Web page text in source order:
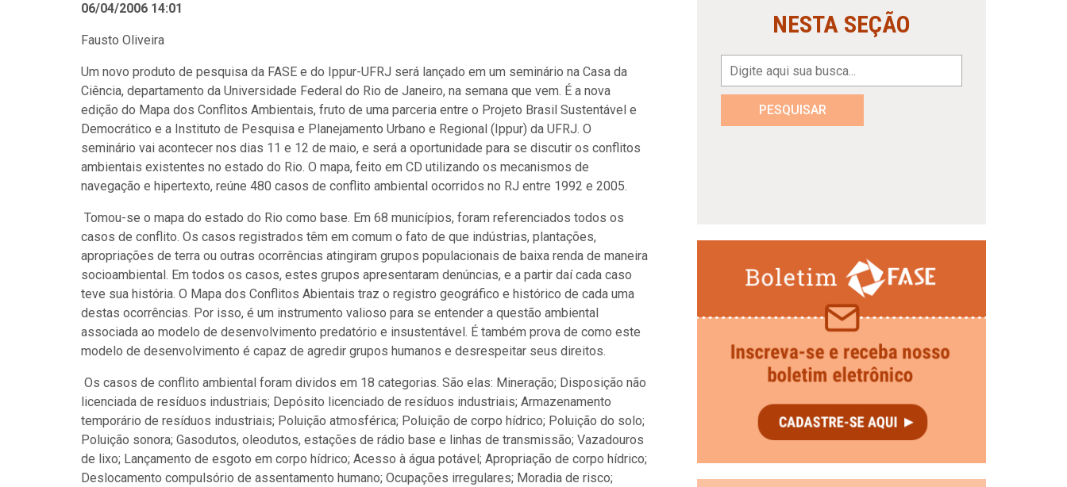
06/04/2006 14:01
Fausto Oliveira
Um novo produto de pesquisa da FASE e do Ippur-UFRJ será lançado em um seminário na Casa da
Ciência, departamento da Universidade Federal do Rio de Janeiro, na semana que vem. É a nova
edição do Mapa dos Conflitos Ambientais, fruto de uma parceria entre o Projeto Brasil Sustentável e
Democrático e a Instituto de Pesquisa e Planejamento Urbano e Regional (Ippur) da UFRJ. O
seminário vai acontecer nos dias 11 e 12 de maio, e será a oportunidade para se discutir os conflitos
ambientais existentes no estado do Rio. O mapa, feito em CD utilizando os mecanismos de
navegação e hipertexto, reúne 480 casos de conflito ambiental ocorridos no RJ entre 1992 e 2005.
Tomou-se o mapa do estado do Rio como base. Em 68 municípios, foram referenciados todos os
casos de conflito. Os casos registrados têm em comum o fato de que indústrias, plantações,
apropriações de terra ou outras ocorrências atingiram grupos populacionais de baixa renda de maneira
socioambiental. Em todos os casos, estes grupos apresentaram denúncias, e a partir daí cada caso
teve sua história. O Mapa dos Conflitos Abientais traz o registro geográfico e histórico de cada uma
destas ocorrências. Por isso, é um instrumento valioso para se entender a questão ambiental
associada ao modelo de desenvolvimento predatório e insustentável. É também prova de como este
modelo de desenvolvimento é capaz de agredir grupos humanos e desrespeitar seus direitos.
Os casos de conflito ambiental foram dividos em 18 categorias. São elas: Mineração; Disposição não
licenciada de resíduos industriais; Depósito licenciado de resíduos industriais; Armazenamento
temporário de resíduos industriais; Poluição atmosférica; Poluição de corpo hídrico; Poluição do solo;
Poluição sonora; Gasodutos, oleodutos, estações de rádio base e linhas de transmissão; Vazadouros
de lixo; Lançamento de esgoto em corpo hídrico; Acesso à água potável; Apropriação de corpo hídrico;
Deslocamento compulsório de assentamento humano; Ocupações irregulares; Moradia de risco;
NESTA SEÇÃO
PESQUISAR